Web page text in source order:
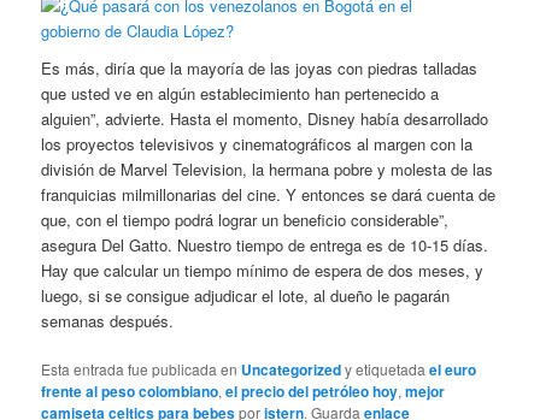
Es más, diría que la mayoría de las joyas con piedras talladas
que usted ve en algún establecimiento han pertenecido a
alguien”, advierte. Hasta el momento, Disney había desarrollado
los proyectos televisivos y cinematográficos al margen con la
división de Marvel Television, la hermana pobre y molesta de las
franquicias milmillonarias del cine. Y entonces se dará cuenta de
que, con el tiempo podrá lograr un beneficio considerable”,
asegura Del Gatto. Nuestro tiempo de entrega es de 10-15 días.
Hay que calcular un tiempo mínimo de espera de dos meses, y
luego, si se consigue adjudicar el lote, al dueño le pagarán
semanas después.
Esta entrada fue publicada en Uncategorizedy etiquetadael euro
frente al peso colombiano,el precio del petróleo hoy,mejor
camiseta celtics para bebesporistern. Guardaenlace